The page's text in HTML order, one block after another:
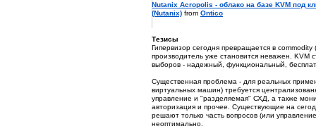
Nutanix Acropolis - облако на базе KVM под
(Nutanix) from Ontico
Тезисы
Гипервизор сегодня превращается в
производитель уже становится неважен. KVM
выборов - надежный, функциональный,
Существенная проблема - для реальных
виртуальных машин) требуется
управление и "разделяемая" СХД, а также
авторизация и прочее. Существующие на
решают только часть вопросов (или
неоптимально.